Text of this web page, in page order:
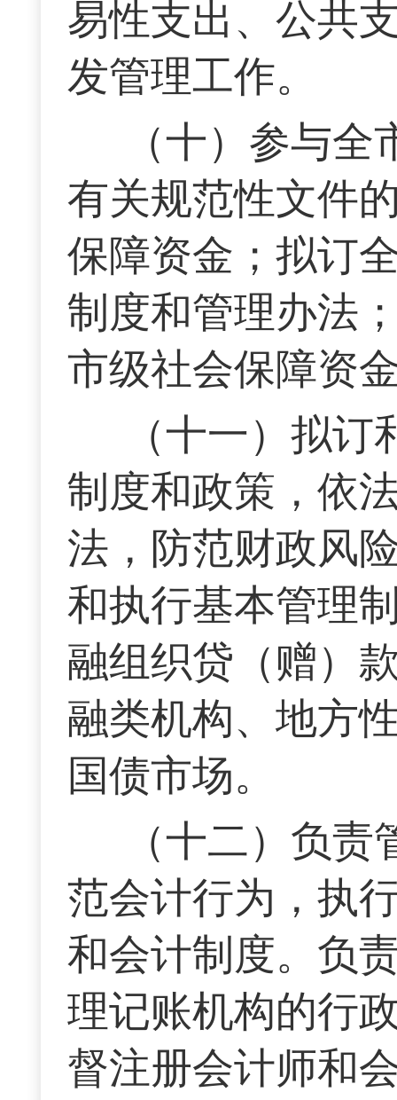
易性支出、公共
发管理工作。
（十）参与
有关规范性文件
保障资金；拟订
制度和管理办法
市级社会保障资
（十一）拟
制度和政策，依
法，防范财政风
和执行基本管理
融组织贷（赠）
融类机构、地方
国债市场。
（十二）负
范会计行为，执
和会计制度。负
理记账机构的行
督注册会计师和